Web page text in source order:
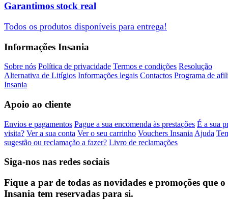
Garantimos stock real
Todos os produtos disponíveis para entrega!
Informações Insania
Sobre nós Política de privacidade Termos e condições Resolução
Alternativa de Litígios Informações legais Contactos Programa de
Insania
Apoio ao cliente
Envios e pagamentos Pague a sua encomenda às prestações É a sua
visita? Ver a sua conta Ver o seu carrinho Vouchers Insania Ajuda
sugestão ou reclamação a fazer? Livro de reclamações
Siga-nos nas redes sociais
Fique a par de todas as novidades e promoções que o
Insania tem reservadas para si.